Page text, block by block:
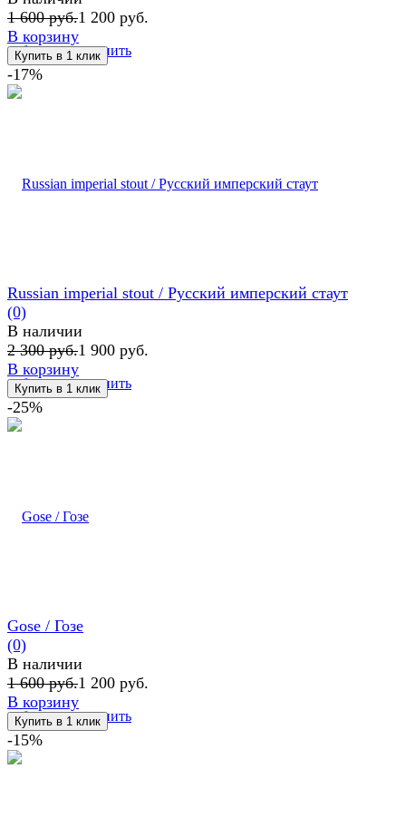
избранное сравнить
1 600 руб.1 200 руб.
В корзину
-17%
избранное сравнить
Russian imperial stout / Русский имперский стаут
(0)
В наличии
2 300 руб.1 900 руб.
В корзину
-25%
избранное сравнить
Gose / Гозе
(0)
В наличии
1 600 руб.1 200 руб.
В корзину
-15%